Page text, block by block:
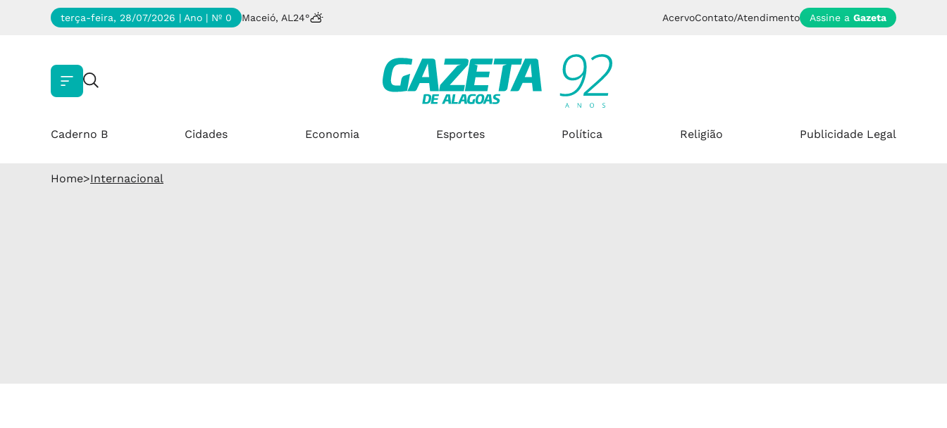
terça-feira, 28/07/2026 | Ano | Nº 0 Maceió, AL 24° AcervoContato/Atendimento Assine a Gazeta
Caderno B Cidades Economia Esportes Política Religião Publicidade Legal
Home>Internacional